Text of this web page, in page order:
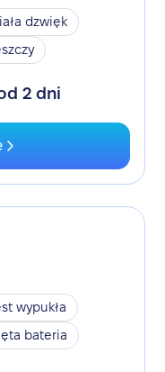
dzwięk
2 dni
wypukła
bateria